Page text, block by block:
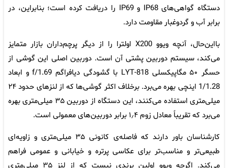
دستگاه گواهی‌های IP68 و IP69 را دریافت کرده است؛ بنابراین، در
برابر آب و گردوغبار مقاومت دارد.
بااین‌حال، آنچه ویوو X200 اولترا را از دیگر پرچم‌داران بازار متمایز
می‌کند، سیستم دوربین پشتی آن است. دوربین اصلی این گوشی از
حسگر ۵۰ مگاپیکسلی LYT-818 با گشودگی دیافراگم f/1.69 و ابعاد
1/1.28 اینچی بهره می‌برد. برخلاف اکثر گوشی‌ها که از لنزهای حدود ۲۴
میلی‌متری استفاده می‌کنند، این دستگاه از دوربین ۳۵ میلی‌متری بهره
می‌برد که تقریباً معادل زوم ۱٫۴ برابر دوربین‌های معمولی است.
کارشناسان باور دارند که فاصله‌ی کانونی ۳۵ میلی‌متری و زاویه‌ای
طبیعی‌تر و مناسب‌تر برای عکاسی پرتره و خیابانی و عمومی فراهم
می‌کند. اگرچه ویوو اولین برندی نیست که از لنز ۳۵ میلی‌متری